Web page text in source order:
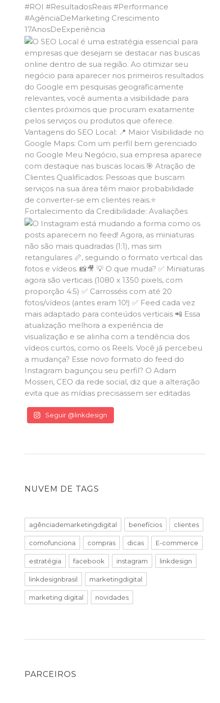
Seguir @linkdesign
NUVEM DE TAGS
agênciademarketingdigital benefícios clientes
comofunciona compras dicas E-commerce
estratégia facebook instagram linkdesign
linkdesignbrasil marketingdigital
marketing digital novidades
PARCEIROS